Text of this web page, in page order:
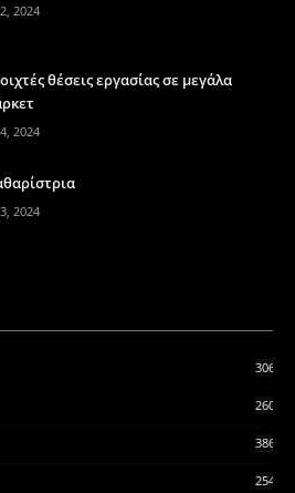
2024
θέσεις εργασίας σε μεγάλα
2024
2024
306
260
3868
2546